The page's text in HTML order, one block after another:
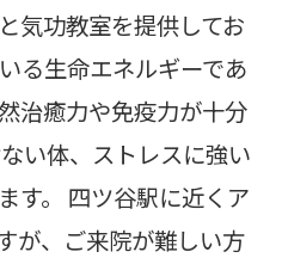
気功教室を提供してお
る生命エネルギーであ
治癒力や免疫力が十分
い体、ストレスに強い
す。 四ツ谷駅に近くア
が、ご来院が難しい方